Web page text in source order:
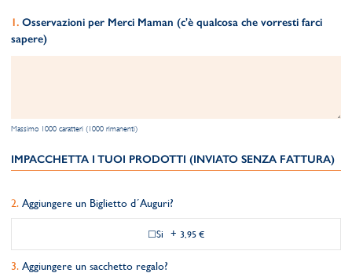
Osservazioni per Merci Maman (c'è qualcosa che vorresti farci
sapere)
Massimo 1000 caratteri (1000 rimanenti)
IMPACCHETTA I TUOI PRODOTTI (INVIATO SENZA FATTURA)
Aggiungere un Biglietto d´Auguri?
Si + 3,95 €
Aggiungere un sacchetto regalo?